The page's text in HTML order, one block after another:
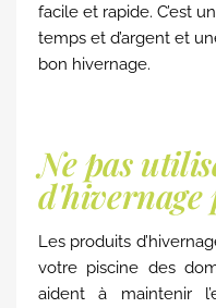
facile et rapide. C’est
temps et d’argent et
bon hivernage.
Ne pas
d'hivernage
Les produits
votre piscine des
aident à maintenir